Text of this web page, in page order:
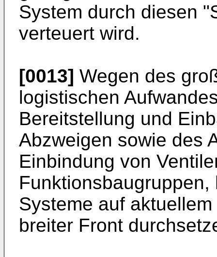
System durch diesen
verteuert wird.
[0013] Wegen des
logistischen
Bereitstellung und
Abzweigen sowie des
Einbindung von
Systeme auf
breiter Front